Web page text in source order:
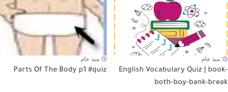
منذ عام
English Vocabulary Quiz | book-
both-boy-bank-break
منذ عام
Parts Of The Body p1 #quiz